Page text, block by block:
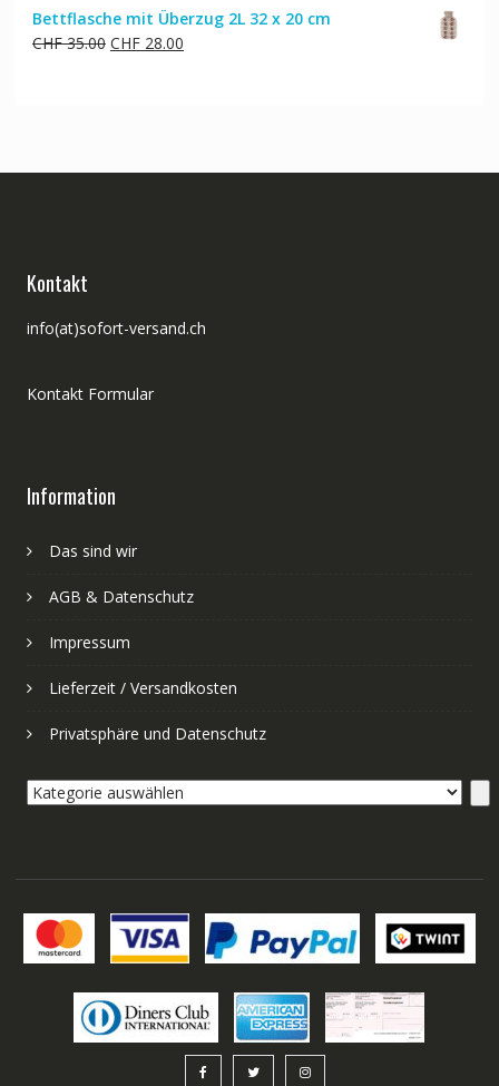
Bettflasche mit Überzug 2L 32 x 20 cm
CHF35.00 Ursprünglicher
CHF28.00Aktueller
Kontakt
info(at)sofort-versand.ch
Kontakt Formular
Information
Das sind wir
AGB & Datenschutz
Impressum
Lieferzeit / Versandkosten
Privatsphäre und Datenschutz
Kategorie